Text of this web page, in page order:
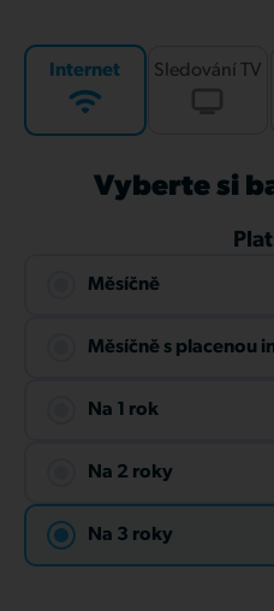
Internet Sledování TV
Vyberte si
Měsíčně
Měsíčně s placenou
Na 1 rok
Na 2 roky
Na 3 roky